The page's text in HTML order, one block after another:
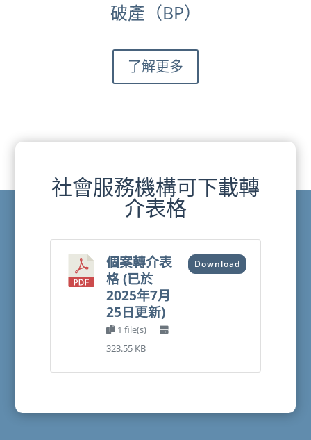
破產（BP）
了解更多
社會服務機構可下載轉
介表格
個案轉介表
格 (已於
2025年7月
25日更新)
1 file(s)
323.55 KB
Download